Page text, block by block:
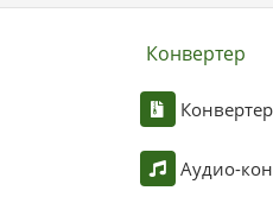
Конвертер
Аудио-